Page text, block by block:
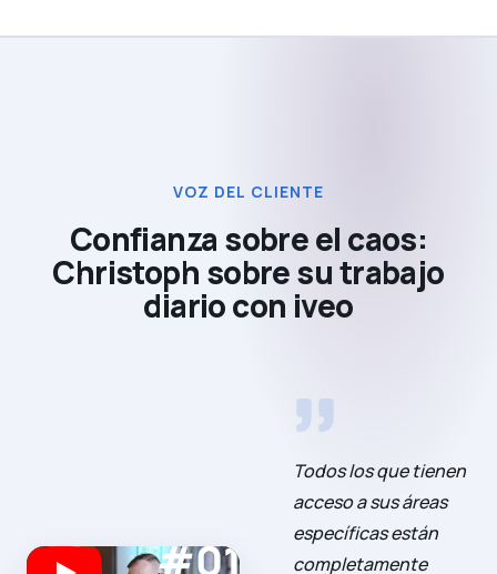
VOZ DEL CLIENTE
Confianza sobre el caos:
Christoph sobre su trabajo
diario con iveo
Todos los que tienen
acceso a sus áreas
específicas están
completamente